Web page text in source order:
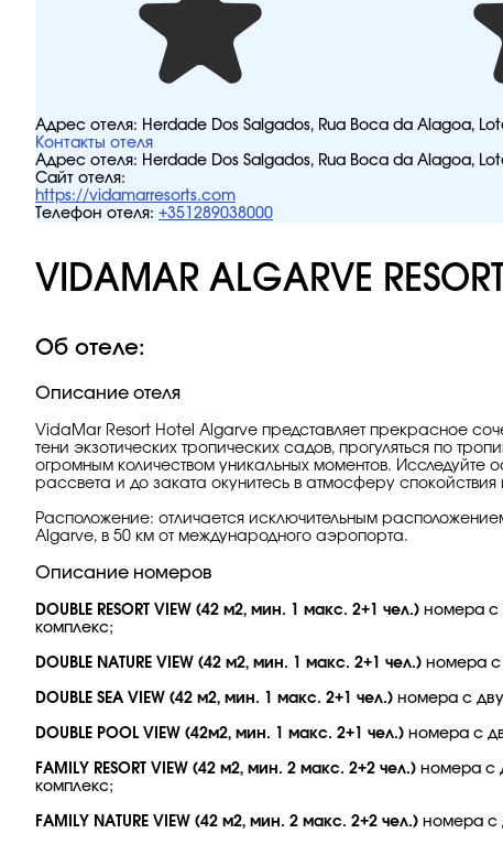
Адрес отеля: Herdade Dos Salgados, Rua Boca da Alagoa,
Контакты отеля
Адрес отеля: Herdade Dos Salgados, Rua Boca da Alagoa,
Сайт отеля:
https://vidamarresorts.com
Телефон отеля: +351289038000
VIDAMAR ALGARVE
Об отеле:
Описание отеля
VidaMar Resort Hotel Algarve представляет прекрасное
тени экзотических тропических садов, прогуляться по
огромным количеством уникальных моментов.
рассвета и до заката окунитесь в атмосферу спокойствия
Расположение: отличается исключительным
Algarve, в 50 км от международного аэропорта.
Описание номеров
DOUBLE RESORT VIEW (42 м2, мин. 1 макс. 2+1 чел.) номера с
комплекс;
DOUBLE NATURE VIEW (42 м2, мин. 1 макс. 2+1 чел.) номера с
DOUBLE SEA VIEW (42 м2, мин. 1 макс. 2+1 чел.) номера с
DOUBLE POOL VIEW (42м2, мин. 1 макс. 2+1 чел.) номера с
FAMILY RESORT VIEW (42 м2, мин. 2 макс. 2+2 чел.) номера с
комплекс;
FAMILY NATURE VIEW (42 м2, мин. 2 макс. 2+2 чел.) номера с